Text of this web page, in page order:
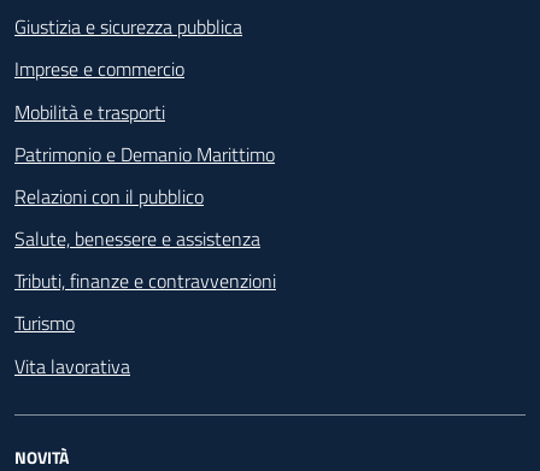
Giustizia e sicurezza pubblica
Imprese e commercio
Mobilità e trasporti
Patrimonio e Demanio Marittimo
Relazioni con il pubblico
Salute, benessere e assistenza
Tributi, finanze e contravvenzioni
Turismo
Vita lavorativa
NOVITÀ